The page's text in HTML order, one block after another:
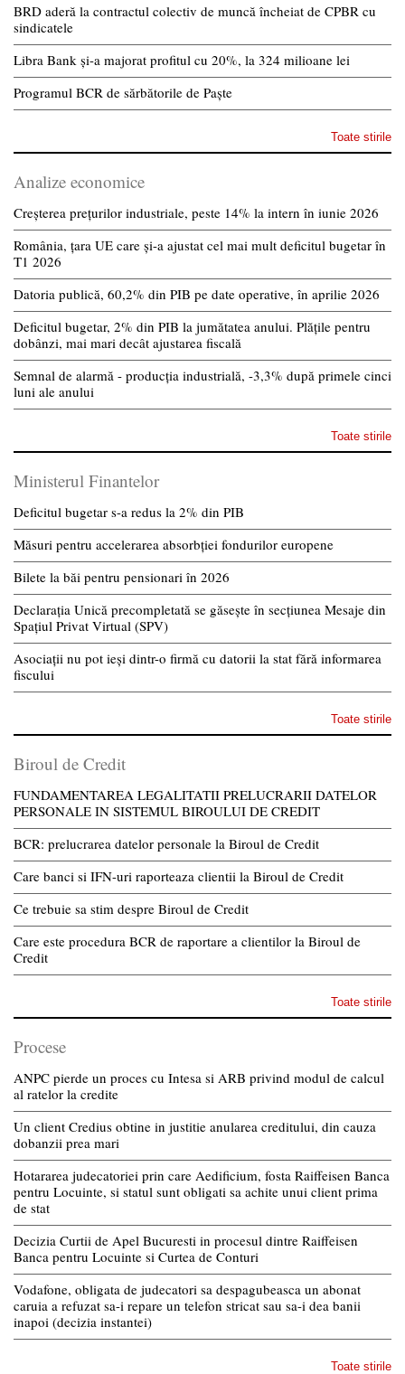
BRD aderă la contractul colectiv de muncă încheiat de CPBR cu
sindicatele
Libra Bank și-a majorat profitul cu 20%, la 324 milioane lei
Programul BCR de sărbătorile de Paște
Toate stirile
Analize economice
Creșterea prețurilor industriale, peste 14% la intern în iunie 2026
România, țara UE care și-a ajustat cel mai mult deficitul bugetar în
T1 2026
Datoria publică, 60,2% din PIB pe date operative, în aprilie 2026
Deficitul bugetar, 2% din PIB la jumătatea anului. Plățile pentru
dobânzi, mai mari decât ajustarea fiscală
Semnal de alarmă - producția industrială, -3,3% după primele cinci
luni ale anului
Toate stirile
Ministerul Finantelor
Deficitul bugetar s-a redus la 2% din PIB
Măsuri pentru accelerarea absorbției fondurilor europene
Bilete la băi pentru pensionari în 2026
Declarația Unică precompletată se găsește în secțiunea Mesaje din
Spațiul Privat Virtual (SPV)
Asociații nu pot ieși dintr-o firmă cu datorii la stat fără informarea
fiscului
Toate stirile
Biroul de Credit
FUNDAMENTAREA LEGALITATII PRELUCRARII DATELOR
PERSONALE IN SISTEMUL BIROULUI DE CREDIT
BCR: prelucrarea datelor personale la Biroul de Credit
Care banci si IFN-uri raporteaza clientii la Biroul de Credit
Ce trebuie sa stim despre Biroul de Credit
Care este procedura BCR de raportare a clientilor la Biroul de
Credit
Toate stirile
Procese
ANPC pierde un proces cu Intesa si ARB privind modul de calcul
al ratelor la credite
Un client Credius obtine in justitie anularea creditului, din cauza
dobanzii prea mari
Hotararea judecatoriei prin care Aedificium, fosta Raiffeisen Banca
pentru Locuinte, si statul sunt obligati sa achite unui client prima
de stat
Decizia Curtii de Apel Bucuresti in procesul dintre Raiffeisen
Banca pentru Locuinte si Curtea de Conturi
Vodafone, obligata de judecatori sa despagubeasca un abonat
caruia a refuzat sa-i repare un telefon stricat sau sa-i dea banii
inapoi (decizia instantei)
Toate stirile